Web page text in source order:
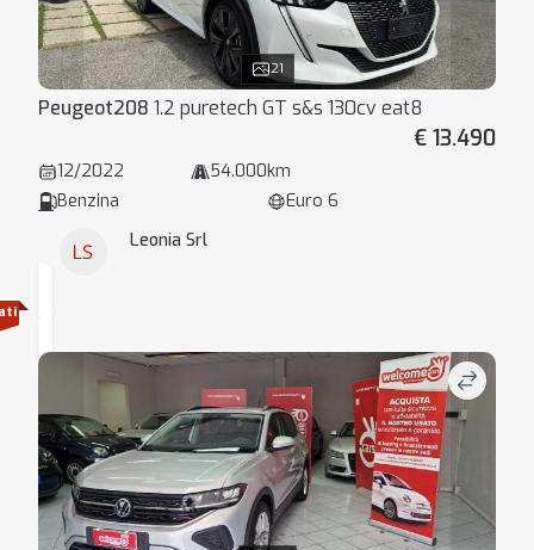
21
Peugeot208 1.2 puretech GT s&s 130cv eat8
€ 13.490
12/2022
54.000km
Benzina
Euro 6
Leonia Srl